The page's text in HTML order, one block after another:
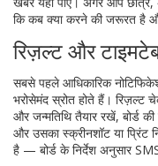
कि कब क्या करने की जरूरत है
रिज़ल्ट और
सबसे पहले आधिकारिक
भरोसेमंद स्रोत होते हैं। रिज़ल्ट
और जन्मतिथि तैयार रखें, बोर्ड
और उसका स्क्रीनशॉट या प्रिंट
है — बोर्ड के निर्देश अनुसार